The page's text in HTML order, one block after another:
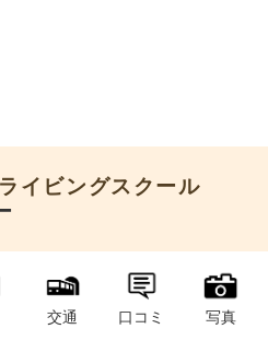
イビングスクール
交通 口コミ 写真